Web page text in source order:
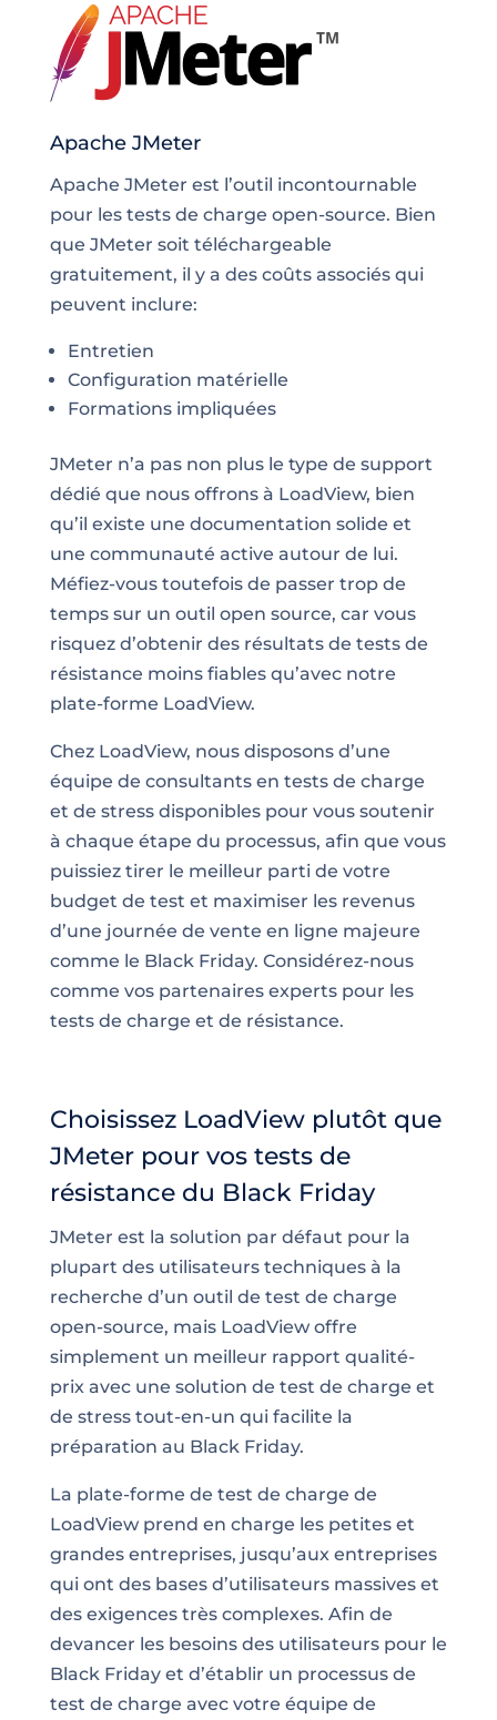
Apache JMeter
Apache JMeter est l’outil incontournable
pour les tests de charge open-source. Bien
que JMeter soit téléchargeable
gratuitement, il y a des coûts associés qui
peuvent inclure:
Entretien
Configuration matérielle
Formations impliquées
JMeter n’a pas non plus le type de support
dédié que nous offrons à LoadView, bien
qu’il existe une documentation solide et
une communauté active autour de lui.
Méfiez-vous toutefois de passer trop de
temps sur un outil open source, car vous
risquez d’obtenir des résultats de tests de
résistance moins fiables qu’avec notre
plate-forme LoadView.
Chez LoadView, nous disposons d’une
équipe de consultants en tests de charge
et de stress disponibles pour vous soutenir
à chaque étape du processus, afin que vous
puissiez tirer le meilleur parti de votre
budget de test et maximiser les revenus
d’une journée de vente en ligne majeure
comme le Black Friday. Considérez-nous
comme vos partenaires experts pour les
tests de charge et de résistance.
Choisissez LoadView plutôt que
JMeter pour vos tests de
résistance du Black Friday
JMeter est la solution par défaut pour la
plupart des utilisateurs techniques à la
recherche d’un outil de test de charge
open-source, mais LoadView offre
simplement un meilleur rapport qualité-
prix avec une solution de test de charge et
de stress tout-en-un qui facilite la
préparation au Black Friday.
La plate-forme de test de charge de
LoadView prend en charge les petites et
grandes entreprises, jusqu’aux entreprises
qui ont des bases d’utilisateurs massives et
des exigences très complexes. Afin de
devancer les besoins des utilisateurs pour le
Black Friday et d’établir un processus de
test de charge avec votre équipe de